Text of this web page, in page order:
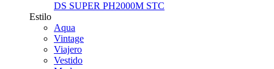
DS SUPER PH2000M STC
Estilo
Aqua
Vintage
Viajero
Vestido